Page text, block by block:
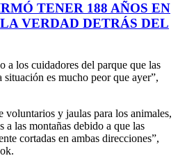
TENER 188 AÑOS EN
VERDAD DETRÁS DEL
a los cuidadores del parque que las
es mucho peor que ayer”,
voluntarios y jaulas para los animales,
a las montañas debido a que las
cortadas en ambas direcciones”,